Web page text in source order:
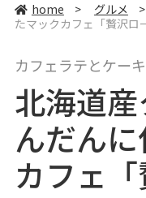
home > グルメ >
たマックカフェ「贅沢ロ
カフェラテとケー
北海道
んだん
カフェ